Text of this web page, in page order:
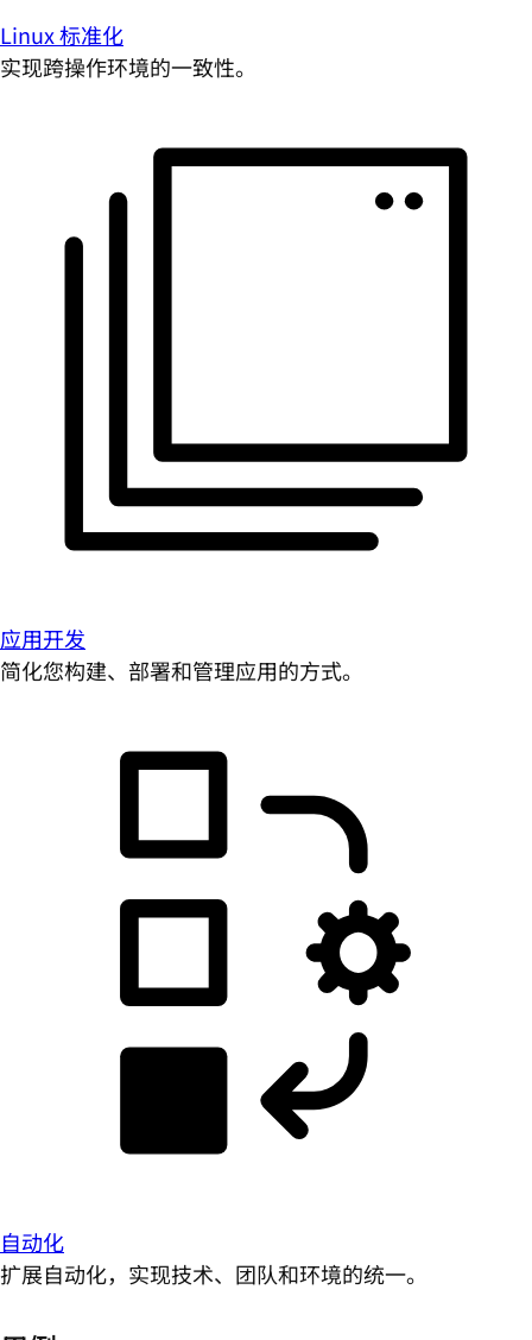
Linux 标准化
实现跨操作环境的一致性。
应用开发
简化您构建、部署和管理应用的方式。
自动化
扩展自动化，实现技术、团队和环境的统一。